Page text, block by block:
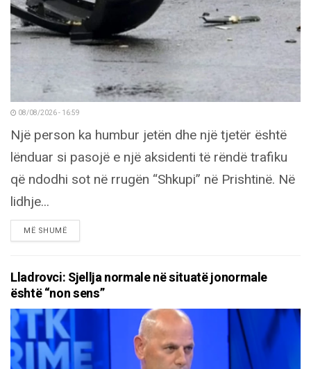
08/08/2026 - 16:59
Një person ka humbur jetën dhe një tjetër është
lënduar si pasojë e një aksidenti të rëndë trafiku
që ndodhi sot në rrugën “Shkupi” në Prishtinë. Në
lidhje...
MË SHUMËDETAILS
Lladrovci: Sjellja normale në situatë jonormale
është “non sens”